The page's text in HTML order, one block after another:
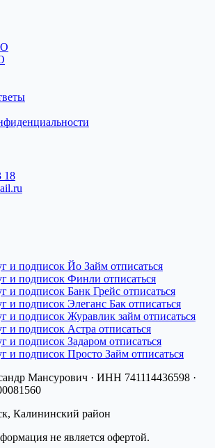
18
и подписок Йо Займ отписаться
и подписок Финли отписаться
и подписок Банк Грейс отписаться
и подписок Элеганс Бак отписаться
и подписок Журавлик займ отписаться
и подписок Астра отписаться
и подписок Задаром отписаться
и подписок Просто Займ отписаться
Мансурович · ИНН 741114436598 ·
Калининский район
не является офертой.